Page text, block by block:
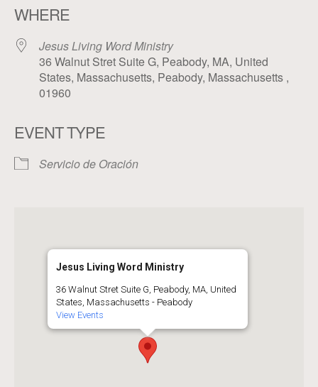
WHERE
Jesus Living Word Ministry
36 Walnut Stret Suite G, Peabody, MA, United
States, Massachusetts, Peabody, Massachusetts ,
01960
EVENT TYPE
Servicio de Oración
Jesus Living Word Ministry
36 Walnut Stret Suite G, Peabody, MA, United
States, Massachusetts - Peabody
View Events